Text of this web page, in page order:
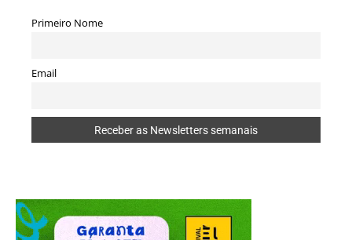
Primeiro Nome
Email